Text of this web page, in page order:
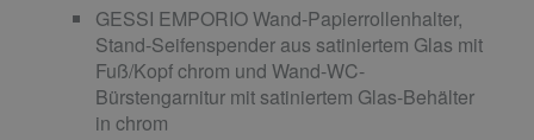
GESSI EMPORIO Wand-Papierrollenhalter,
Stand-Seifenspender aus satiniertem Glas mit
Fuß/Kopf chrom und Wand-WC-
Bürstengarnitur mit satiniertem Glas-Behälter
in chrom